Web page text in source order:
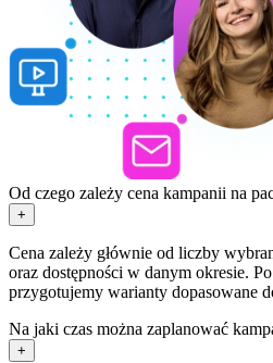
Od czego zależy cena kampanii na
+
Cena zależy głównie od liczby
oraz dostępności w danym okresie.
przygotujemy warianty dopasowane
Na jaki czas można zaplanować
+